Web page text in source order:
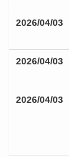
2026/04/03
2026/04/03
2026/04/03